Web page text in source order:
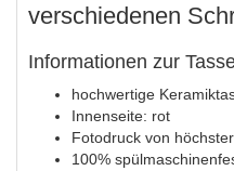
verschiedenen
Informationen zur
hochwertige
Innenseite: rot
Fotodruck von
100%